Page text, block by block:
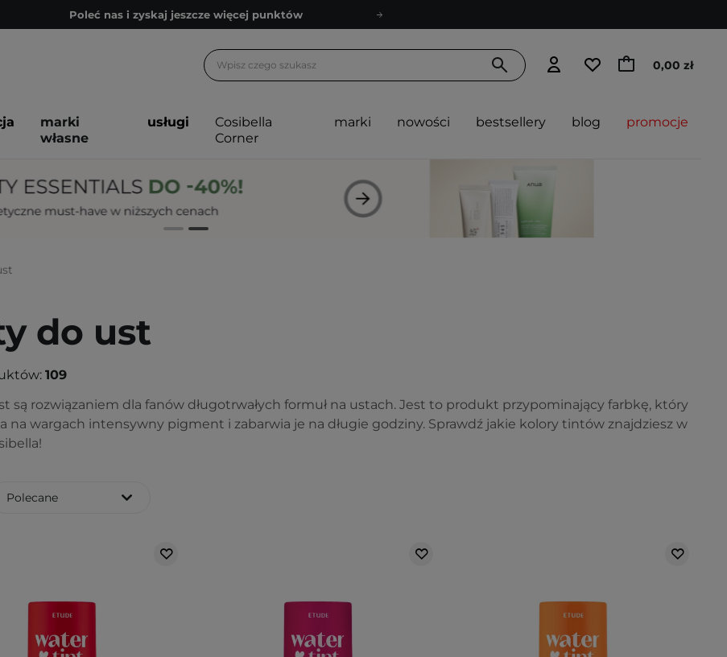
Poleć nas i zyskaj jeszcze więcej punktów
Bezpłatne konsultacje kosmetologiczne
Poleć nas i zyskaj jeszcze więcej punktów
0,00 zł
marki
własne
usługi
Cosibella
Corner
marki nowości bestsellery blog promocje
do ust
109
są rozwiązaniem dla fanów długotrwałych formuł na ustach. Jest to produkt przypominający farbkę, który
na wargach intensywny pigment i zabarwia je na długie godziny. Sprawdź jakie kolory tintów znajdziesz w
Polecane